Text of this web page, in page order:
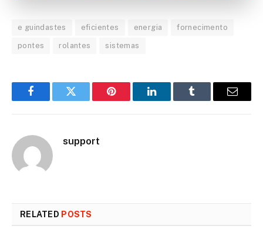
e guindastes eficientes energia fornecimento
pontes rolantes sistemas
FacebookTwitter Pinterest LinkedInTumblr Email
support
RELATED POSTS